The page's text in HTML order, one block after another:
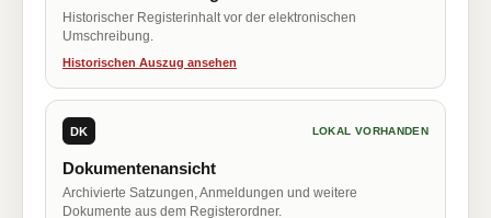
Historischer Registerinhalt vor der elektronischen
Umschreibung.
Historischen Auszug ansehen
DK LOKAL VORHANDEN
Dokumentenansicht
Archivierte Satzungen, Anmeldungen und weitere
Dokumente aus dem Registerordner.